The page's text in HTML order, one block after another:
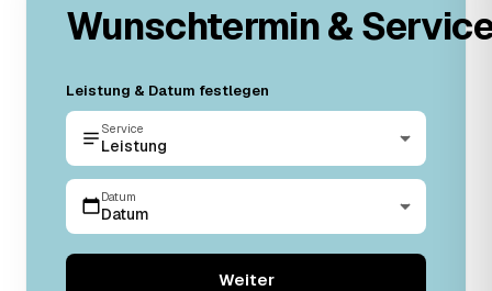
Wunschtermin &
Leistung & Datum festlegen
Service
Leistung
Datum
Datum
Weiter